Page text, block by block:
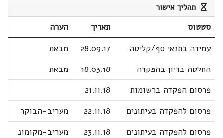
תהליך אישור
סטטוס תאריך
הערה
עמידה בתנאי סף/קליטה
28.09.17
מבאת
החלטה בדיון בהפקדה
18.03.18
מבאת
פרסום הפקדה ברשומות
21.11.18
פרסום להפקדה בעיתונים
22.11.18
מעריב-הבוקר
פרסום להפקדה בעיתונים
23.11.18
מעריב-מקומונ